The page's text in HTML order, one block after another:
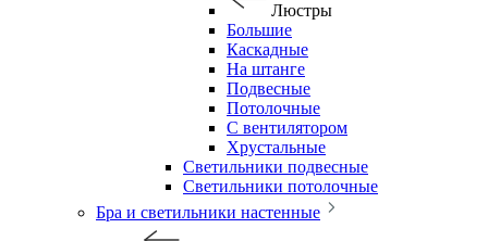
Люстры
Большие
Каскадные
На штанге
Подвесные
Потолочные
С вентилятором
Хрустальные
Светильники подвесные
Светильники потолочные
Бра и светильники настенные